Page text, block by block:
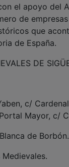
el apoyo del
de
que
de España.
DE
c/
Mayor, c/
de Borbón.